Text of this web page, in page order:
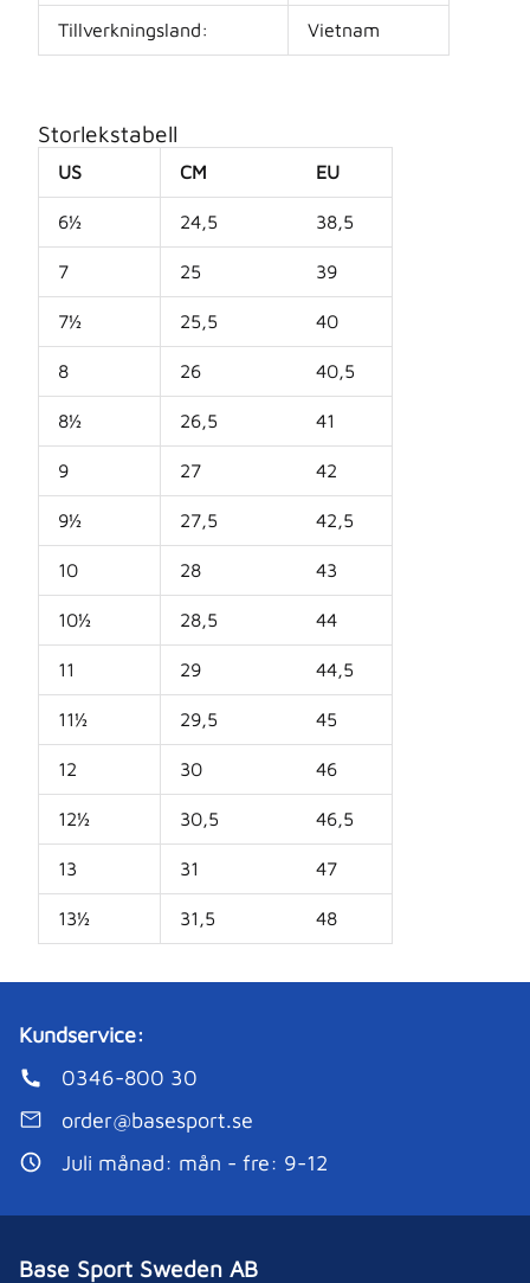
Tillverkningsland: Vietnam
Storlekstabell
US CM EU
6½ 24,5 38,5
7 25 39
7½ 25,5 40
8 26 40,5
8½ 26,5 41
9 27 42
9½ 27,5 42,5
10 28 43
10½ 28,5 44
11 29 44,5
11½ 29,5 45
12 30 46
12½ 30,5 46,5
13 31 47
13½ 31,5 48
Kundservice:
0346-800 30
order@basesport.se
Juli månad: mån - fre: 9-12
Base Sport Sweden AB